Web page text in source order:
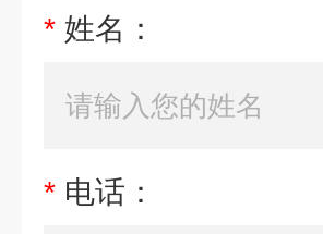
* 姓名：
* 电话：